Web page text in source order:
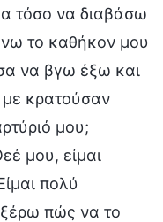
τόσο να διαβάσω
το καθήκον μου
να βγω έξω και
με κρατούσαν
μου;
μου, είμαι
πολύ
πώς να το